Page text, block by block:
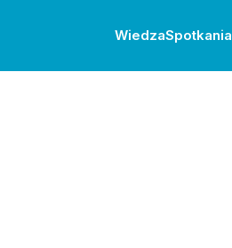
WiedzaSpotkania